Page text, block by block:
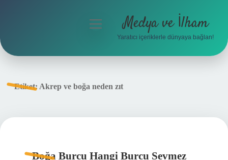
menüyü
Medya ve İlham
Yaratıcı içeriklerle dünyaya bağlan!
Etiket: Akrep ve boğa neden zıt
Boğa Burcu Hangi Burcu Sevmez